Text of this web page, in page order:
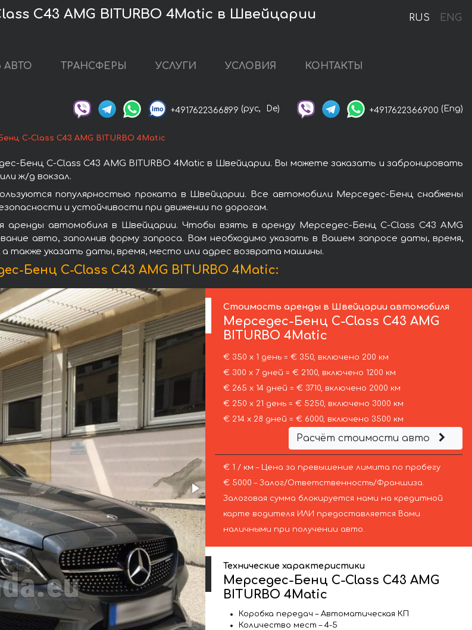
RUS ENG
C43 AMG BITURBO 4Matic в Швейцарии
АВТО ТРАНСФЕРЫ УСЛУГИ УСЛОВИЯ КОНТАКТЫ
+4917622366899 (рус, De) +4917622366900 (Eng)
C-Class C43 AMG BITURBO 4Matic
Бенц C-Class C43 AMG BITURBO 4Matic в Швейцарии. Вы можете заказать и забронировать
ж/д вокзал.
популярностью проката в Швейцарии. Все автомобили Мерседес-Бенц снабжены
и устойчивости при движении по дорогам.
аренды автомобиля в Швейцарии. Чтобы взять в аренду Мерседес-Бенц C-Class C43 AMG
авто, заполнив форму запроса. Вам необходимо указать в Вашем запросе даты, время,
также указать даты, время, место или адрес возврата машины.
Бенц C-Class C43 AMG BITURBO 4Matic:
Стоимость аренды в Швейцарии автомобиля
Мерседес-Бенц C-Class C43 AMG
BITURBO 4Matic
€ 350 х 1 день = € 350, включено 200 км
€ 300 х 7 дней = € 2100, включено 1200 км
€ 265 х 14 дней = € 3710, включено 2000 км
€ 250 х 21 день = € 5250, включено 3000 км
€ 214 х 28 дней = € 6000, включено 3500 км
Расчёт стоимости авто
€ 1 / км – Цена за превышение лимита по пробегу
€ 5000 – Залог/Ответственность/Франшиза.
Залоговая сумма блокируется нами на кредитной
карте водителя ИЛИ предоставляется Вами
наличными при получении авто.
Технические характеристики
Мерседес-Бенц C-Class C43 AMG
BITURBO 4Matic
Коробка передач – Автоматическая КП
Количество мест – 4-5